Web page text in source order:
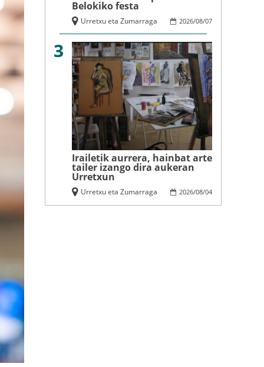
Belokiko festa
2026/08/07
Urretxu eta Zumarraga
3
Irailetik aurrera, hainbat arte
tailer izango dira aukeran
Urretxun
2026/08/04
Urretxu eta Zumarraga